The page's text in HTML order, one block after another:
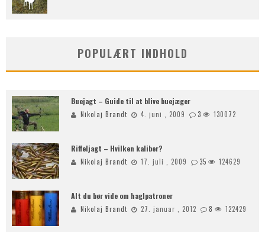
POPULÆRT INDHOLD
Buejagt – Guide til at blive buejæger
Nikolaj Brandt 4. juni , 2009 3 130072
Riffeljagt – Hvilken kaliber?
Nikolaj Brandt 17. juli , 2009 35 124629
Alt du bør vide om haglpatroner
Nikolaj Brandt 27. januar , 2012 8 122429